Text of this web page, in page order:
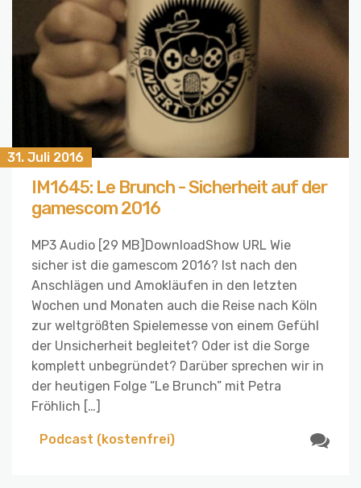
31. Juli 2016
IM1645: Le Brunch - Sicherheit auf der
gamescom 2016
MP3 Audio [29 MB]DownloadShow URL Wie
sicher ist die gamescom 2016? Ist nach den
Anschlägen und Amokläufen in den letzten
Wochen und Monaten auch die Reise nach Köln
zur weltgrößten Spielemesse von einem Gefühl
der Unsicherheit begleitet? Oder ist die Sorge
komplett unbegründet? Darüber sprechen wir in
der heutigen Folge “Le Brunch” mit Petra
Fröhlich […]
Podcast (kostenfrei)